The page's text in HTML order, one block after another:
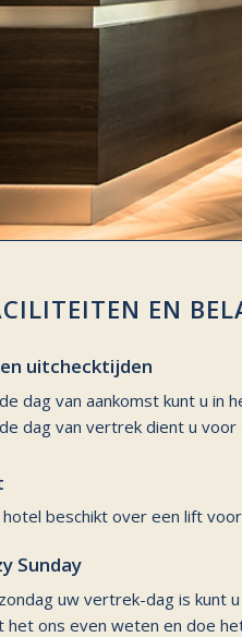
EN
uitchecktijden
dag van aankomst kunt u in
dag van vertrek dient u voor
hotel beschikt over een lift
Sunday
uw vertrek-dag is kunt
het ons even weten en doe